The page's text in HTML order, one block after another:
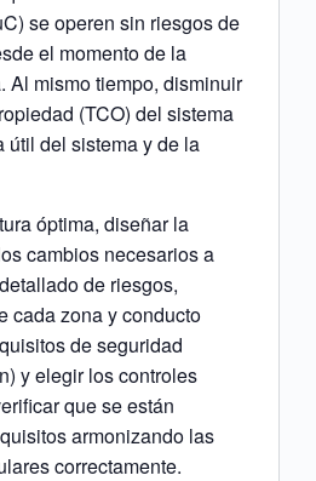
se operen sin riesgos de
el momento de la
Al mismo tiempo, disminuir
(TCO) del sistema
útil del sistema y de la
óptima, diseñar la
cambios necesarios a
de riesgos,
cada zona y conducto
de seguridad
y elegir los controles
que se están
armonizando las
correctamente.